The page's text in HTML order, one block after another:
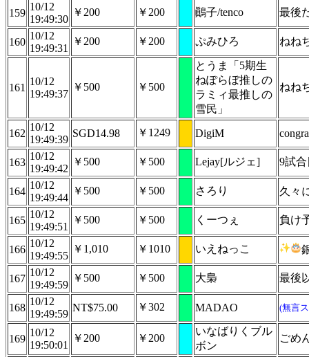
159
10/12
19:49:30
￥200 ￥200 鷆子/tenco 最後
160
10/12
19:49:31
￥200 ￥200 ぷみひろ ねね
161
10/12
19:49:37
￥500 ￥500
とうま「5期生
ねぽらぼ推しの
ラミィ最推しの
雪民」
ねね
162
10/12
19:49:39
SGD14.98 ￥1249 DigiM
163
10/12
19:49:42
￥500 ￥500 Lejay[ルジェ] 9試
164
10/12
19:49:44
￥500 ￥500 さろり 久々
165
10/12
19:49:51
￥500 ￥500 くーつぇ 負け
166
10/12
19:49:55
￥1,010 ￥1010 いえねっこ
167
10/12
19:49:59
￥500 ￥500 大梟 最後
168
10/12
19:49:59
NT$75.00 ￥302 MADAO (無言
169
10/12
19:50:01
￥200 ￥200
いなばりくブル
ボン
ごめ